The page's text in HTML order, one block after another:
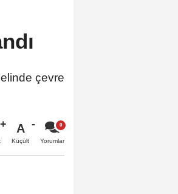
çevre
A
Küçült Yorumlar